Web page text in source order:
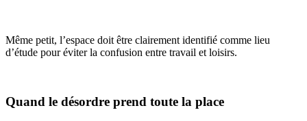
Même petit, l’espace doit être clairement identifié comme lieu
d’étude pour éviter la confusion entre travail et loisirs.
Quand le désordre prend toute la place